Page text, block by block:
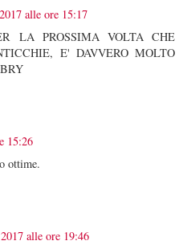
alle ore 15:17
LA PROSSIMA VOLTA CHE
E' DAVVERO MOLTO
15:26
ottime.
alle ore 19:46